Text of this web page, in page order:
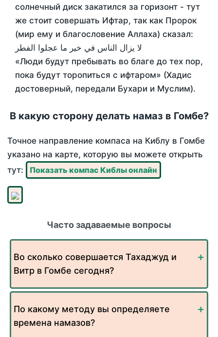
солнечный диск закатился за горизонт - тут
же стоит совершать Ифтар, так как Пророк
(мир ему и благословение Аллаха) сказал:
لا يزال الناس في خير ما عجلوا الفطر
«Люди будут пребывать во благе до тех пор,
пока будут торопиться с ифтаром» (Хадис
достоверный, передали Бухари и Муслим).
В какую сторону делать намаз в Гомбе?
Точное направление компаса на Киблу в Гомбе
указано на карте, которую вы можете открыть
тут:
Показать компас Киблы онлайн
Часто задаваемые вопросы
Во сколько совершается Тахаджуд и
Витр в Гомбе сегодня?
По какому методу вы определяете
времена намазов?